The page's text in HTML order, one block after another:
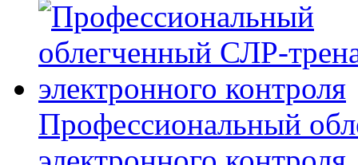
Профессиональный